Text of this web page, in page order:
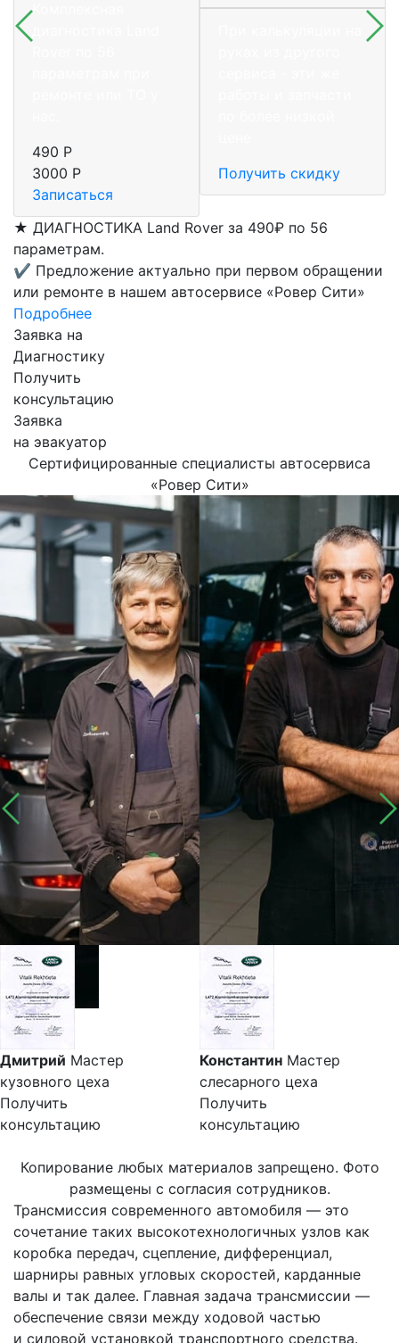
Комплексная
490 Р
3000 Р
Записаться
Получить скидку
★ ДИАГНОСТИКА Land Rover за 490₽ по 56
параметрам.
✔ Предложение актуально при первом обращении
или ремонте в нашем автосервисе «Ровер Сити»
Подробнее
Заявка на
Диагностику
Получить
консультацию
Заявка
на эвакуатор
Сертифицированные специалисты автосервиса
«Ровер Сити»
Дмитрий Мастер
кузовного цеха
Получить
консультацию
Константин Мастер
слесарного цеха
Получить
консультацию
Копирование любых материалов запрещено. Фото
размещены с согласия сотрудников.
Трансмиссия современного автомобиля — это
сочетание таких высокотехнологичных узлов как
коробка передач, сцепление, дифференциал,
шарниры равных угловых скоростей, карданные
валы и так далее. Главная задача трансмиссии —
обеспечение связи между ходовой частью
и силовой установкой транспортного средства.